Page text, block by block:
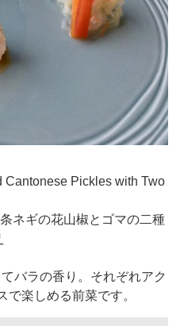
Pickles with Two
ネギの花山椒とゴマの二種
バラの香り。それぞれアク
で楽しめる前菜です。